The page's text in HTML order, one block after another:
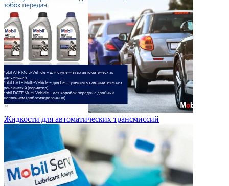
Жидкости для автоматических трансмиссий